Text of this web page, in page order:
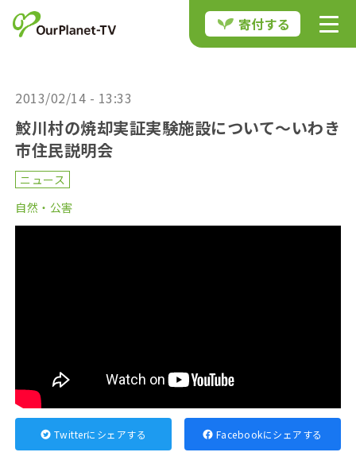
寄付する
2013/02/14 - 13:33
鮫川村の焼却実証実験施設について〜いわき
市住民説明会
ニュース
自然・公害
Twitterにシェアする Facebookにシェアする